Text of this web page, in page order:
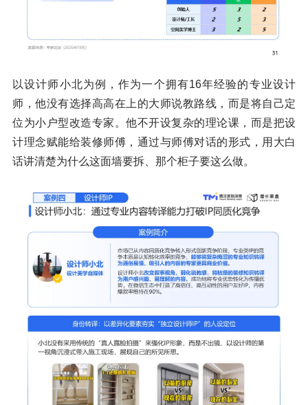
以设计师小北为例，作为一个拥有16年经验的专业设计
师，他没有选择高高在上的大师说教路线，而是将自己定
位为小户型改造专家。他不开设复杂的理论课，而是把设
计理念赋能给装修师傅，通过与师傅对话的形式，用大白
话讲清楚为什么这面墙要拆、那个柜子要这么做。